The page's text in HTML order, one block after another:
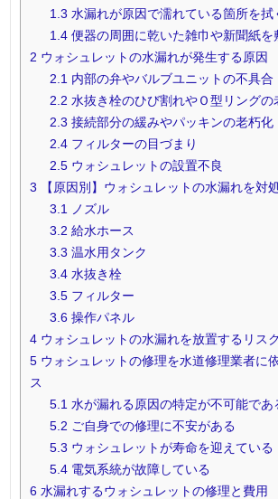
1.3 水漏れが原因で濡れている箇所を拭
1.4便器の周囲に乾いた雑巾や新聞紙を
2 ウォシュレットの水漏れが発生する原因
2.1 内部の弁やバルブユニットの不具合
2.2 水抜き栓のひび割れやＯ型リングの
2.3 接続部分の緩みやパッキンの老朽化
2.4フィルターの目づまり
2.5ウォシュレットの設置不良
3 【原因別】ウォシュレットの水漏れを対
3.1
ノズル
3.2 給水ホース
3.3 温水用タンク
3.4水抜き栓
3.5フィルター
3.6操作パネル
4 ウォシュレットの水漏れを放置するリスク
5 ウォシュレットの修理を水道修理業者に
ス
5.1 水が漏れる原因の特定が不可能であ
5.2 ご自身での修理に不安がある
5.3 ウォシュレットが寿命を迎えている
5.4電気系統が故障している
6 水漏れするウォシュレットの修理と費用